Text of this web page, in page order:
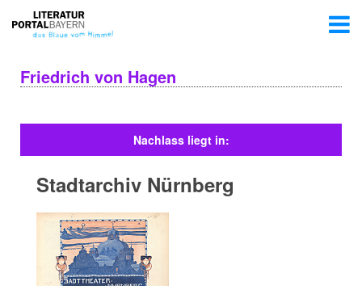
Friedrich von Hagen
Nachlass liegt in:
Stadtarchiv Nürnberg